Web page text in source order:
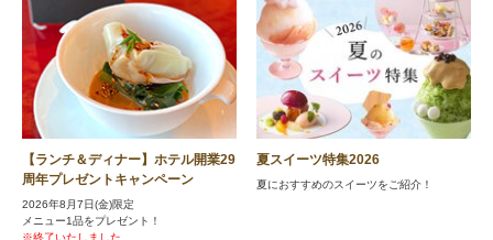
【ランチ＆ディナー】ホテル開業29
周年プレゼントキャンペーン
2026年8月7日(金)限定
メニュー1品をプレゼント！
※終了いたしました
夏スイーツ特集2026
夏におすすめのスイーツをご紹介！